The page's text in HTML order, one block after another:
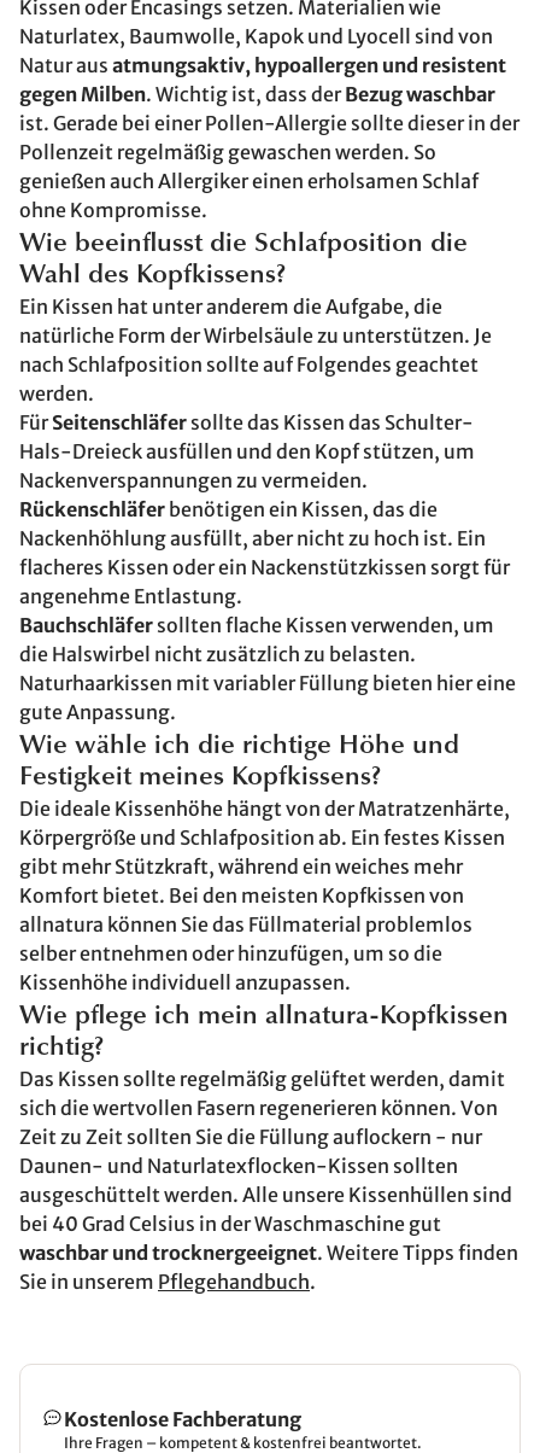
Kissen oder Encasings setzen. Materialien wie
Naturlatex, Baumwolle, Kapok und Lyocell sind von
Natur aus atmungsaktiv, hypoallergen und resistent
gegen Milben. Wichtig ist, dass derBezug waschbar
ist. Gerade bei einer Pollen-Allergie sollte dieser in der
Pollenzeit regelmäßig gewaschen werden. So
genießen auch Allergiker einen erholsamen Schlaf
ohne Kompromisse.
Wie beeinflusst die Schlafposition die
Wahl des Kopfkissens?
Ein Kissen hat unter anderem die Aufgabe, die
natürliche Form der Wirbelsäule zu unterstützen. Je
nach Schlafposition sollte auf Folgendes geachtet
werden.
FürSeitenschläfer sollte das Kissen das Schulter-
Hals-Dreieck ausfüllen und den Kopf stützen, um
Nackenverspannungen zu vermeiden.
Rückenschläfer benötigen ein Kissen, das die
Nackenhöhlung ausfüllt, aber nicht zu hoch ist. Ein
flacheres Kissen oder ein Nackenstützkissen sorgt für
angenehme Entlastung.
Bauchschläfer sollten flache Kissen verwenden, um
die Halswirbel nicht zusätzlich zu belasten.
Naturhaarkissen mit variabler Füllung bieten hier eine
gute Anpassung.
Wie wähle ich die richtige Höhe und
Festigkeit meines Kopfkissens?
Die ideale Kissenhöhe hängt von der Matratzenhärte,
Körpergröße und Schlafposition ab. Ein festes Kissen
gibt mehr Stützkraft, während ein weiches mehr
Komfort bietet. Bei den meisten Kopfkissen von
allnatura können Sie das Füllmaterial problemlos
selber entnehmen oder hinzufügen, um so die
Kissenhöhe individuell anzupassen.
Wie pflege ich mein allnatura-Kopfkissen
richtig?
Das Kissen sollte regelmäßig gelüftet werden, damit
sich die wertvollen Fasern regenerieren können. Von
Zeit zu Zeit sollten Sie die Füllung auflockern - nur
Daunen- und Naturlatexflocken-Kissen sollten
ausgeschüttelt werden. Alle unsere Kissenhüllen sind
bei 40 Grad Celsius in der Waschmaschine gut
waschbar und trocknergeeignet. Weitere Tipps finden
Sie in unserem Pflegehandbuch.
Kostenlose Fachberatung
Ihre Fragen – kompetent & kostenfrei beantwortet.